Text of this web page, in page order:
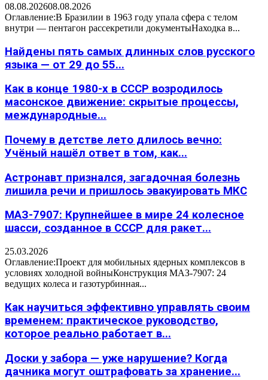
08.08.202608.08.2026
Оглавление:В Бразилии в 1963 году упала сфера с телом
внутри — пентагон рассекретили документыНаходка в...
Найдены пять самых длинных слов русского
языка — от 29 до 55...
Как в конце 1980-х в СССР возродилось
масонское движение: скрытые процессы,
международные...
Почему в детстве лето длилось вечно:
Учёный нашёл ответ в том, как...
Астронавт признался, загадочная болезнь
лишила речи и пришлось эвакуировать МКС
МАЗ-7907: Крупнейшее в мире 24 колесное
шасси, созданное в СССР для ракет...
25.03.2026
Оглавление:Проект для мобильных ядерных комплексов в
условиях холодной войныКонструкция МАЗ-7907: 24
ведущих колеса и газотурбинная...
Как научиться эффективно управлять своим
временем: практическое руководство,
которое реально работает в...
Доски у забора — уже нарушение? Когда
дачника могут оштрафовать за хранение...